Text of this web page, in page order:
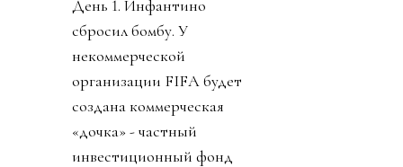
День 1. Инфантино
сбросил бомбу. У
некоммерческой
организации FIFA будет
создана коммерческая
«дочка» - частный
инвестиционный фонд